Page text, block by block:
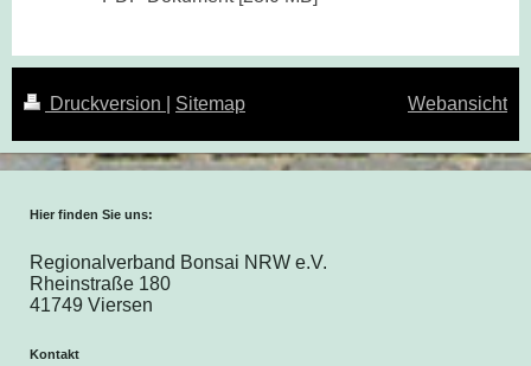
Druckversion Sitemap Webansicht
Hier finden Sie uns:
Regionalverband Bonsai NRW e.V.
Rheinstraße 180
41749 Viersen
Kontakt